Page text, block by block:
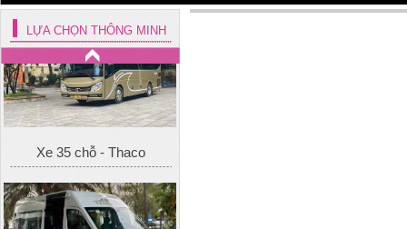
LỰA CHỌN THÔNG MINH
Xe 35 chỗ - Thaco